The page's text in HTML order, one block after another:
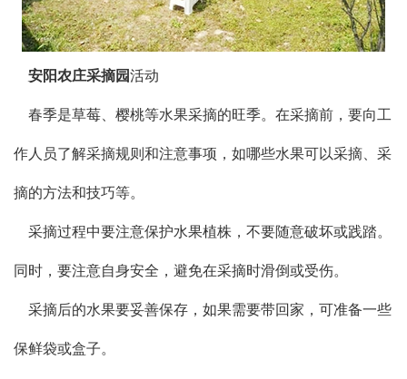
安阳农庄采摘园活动
春季是草莓、樱桃等水果采摘的旺季。在采摘前，要向工
作人员了解采摘规则和注意事项，如哪些水果可以采摘、采
摘的方法和技巧等。
采摘过程中要注意保护水果植株，不要随意破坏或践踏。
同时，要注意自身安全，避免在采摘时滑倒或受伤。
采摘后的水果要妥善保存，如果需要带回家，可准备一些
保鲜袋或盒子。